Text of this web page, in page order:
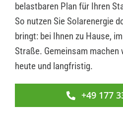
belastbaren Plan für Ihren
So nutzen Sie Solarenergie
bringt: bei Ihnen zu Hause,
Straße. Gemeinsam machen
heute und langfristig.
+49 177